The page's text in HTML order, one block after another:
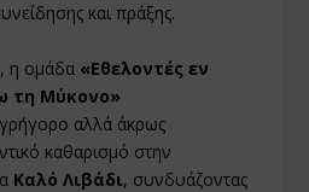
και πράξης.
η ομάδα «Εθελοντές εν
τη Μύκονο»
αλλά άκρως
καθαρισμό στην
Καλό Λιβάδι, συνδυάζοντας